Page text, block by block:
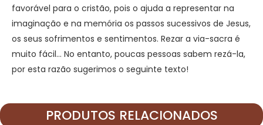
favorável para o cristão, pois o ajuda a representar na
imaginação e na memória os passos sucessivos de Jesus,
os seus sofrimentos e sentimentos. Rezar a via-sacra é
muito fácil… No entanto, poucas pessoas sabem rezá-la,
por esta razão sugerimos o seguinte texto!
PRODUTOS RELACIONADOS